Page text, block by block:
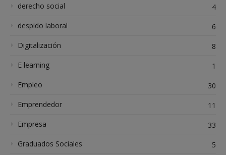
derecho social
4
despido laboral
6
Digitalización
8
E learning
1
Empleo
30
Emprendedor
11
Empresa
33
Graduados Sociales
5